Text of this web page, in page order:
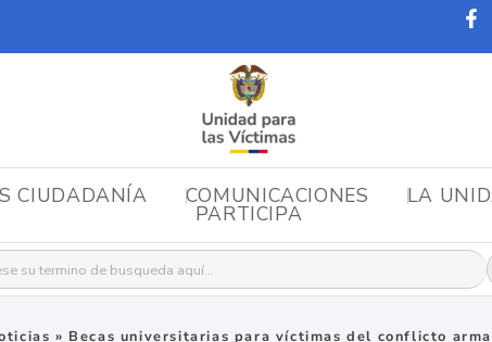
CIUDADANÍA COMUNICACIONES LA
PARTICIPA
» Becas universitarias para víctimas del conflicto